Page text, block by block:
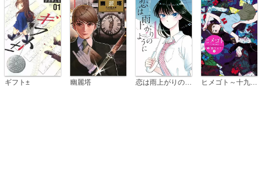
ギフト± 幽麗塔 恋は雨上がりのように ヒメゴト～十九歳の制服～